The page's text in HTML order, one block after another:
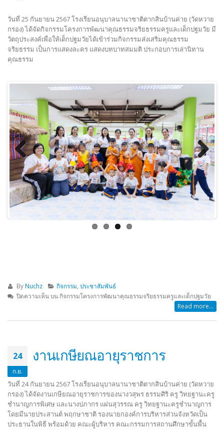
วันที่ 25 กันยายน 2567 โรงเรียนอนุบาลนานาชาติตากสินบ้านค่าย (วัดหวาย
กรอง) ได้จัดกิจกรรมโครงการพัฒนาคุณธรรมจริยธรรมครูและเด็กปฐมวัย มี
วัตถุประสงค์เพื่อให้เด็กปฐมวัยได้เข้าร่วมกิจกรรมส่งเสริมคุณธรรม
จริยธรรม เป็นการแสดงละคร แสดงบทบาทสมมติ ประกอบการเล่านิทาน
คุณธรรม
Previous Next
By Nuchz กิจกรรม ,ประชาสัมพันธ์
ปิดความเห็นบน กิจกรรมโครงการพัฒนาคุณธรรมจริยธรรมครูและเด็กปฐมวัย
Read more...
24
ก.ย.
งานเกษียณอายุราชการ
วันที่ 24 กันยายน 2567 โรงเรียนอนุบาลนานาชาติตากสินบ้านค่าย (วัดหวาย
กรอง) ได้จัดงานเกษียณอายุราชการของนางวสุพร ธรรมศิริ ครู วิทยฐานะครู
ชำนาญการพิเศษ และนางปภากร แผ่นสุวรรณ ครู วิทยฐานะครูชำนาญการ
โดยมีนายประสานต์ พฤกษาชาติ รองนายกองค์การบริหารส่วนจังหวัดเป็น
ประธานในพิธี พร้อมด้วย คณะผู้บริหาร คณะกรรมการสถานศึกษาขั้นพื้น